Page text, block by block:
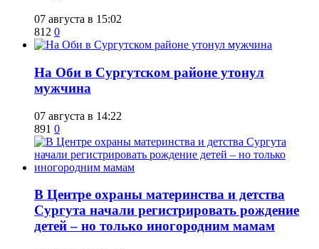
07 августа в 15:02
812 0
​На Оби в Сургутском районе утонул
мужчина
07 августа в 14:22
891 0
​В Центре охраны материнства и детства
Сургута начали регистрировать рождение
детей – но только иногородним мамам